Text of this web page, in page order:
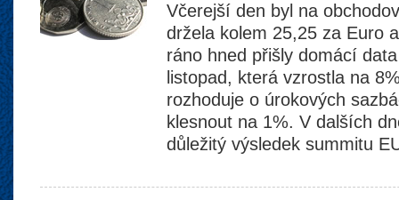
Včerejší den byl na
držela kolem 25,25 za Euro
ráno hned přišly domácí
listopad, která vzrostla na
rozhoduje o úrokových
klesnout na 1%. V dalších
důležitý výsledek summitu